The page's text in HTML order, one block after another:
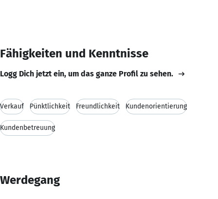
Fähigkeiten und Kenntnisse
Logg Dich jetzt ein, um das ganze Profil zu sehen.
Verkauf Pünktlichkeit Freundlichkeit Kundenorientierung
Kundenbetreuung
Werdegang